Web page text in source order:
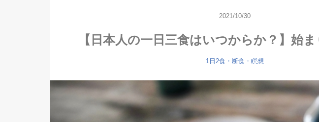
2021/10/30
【日本人の一日三食はいつからか？】始
1日2食・断食・瞑想